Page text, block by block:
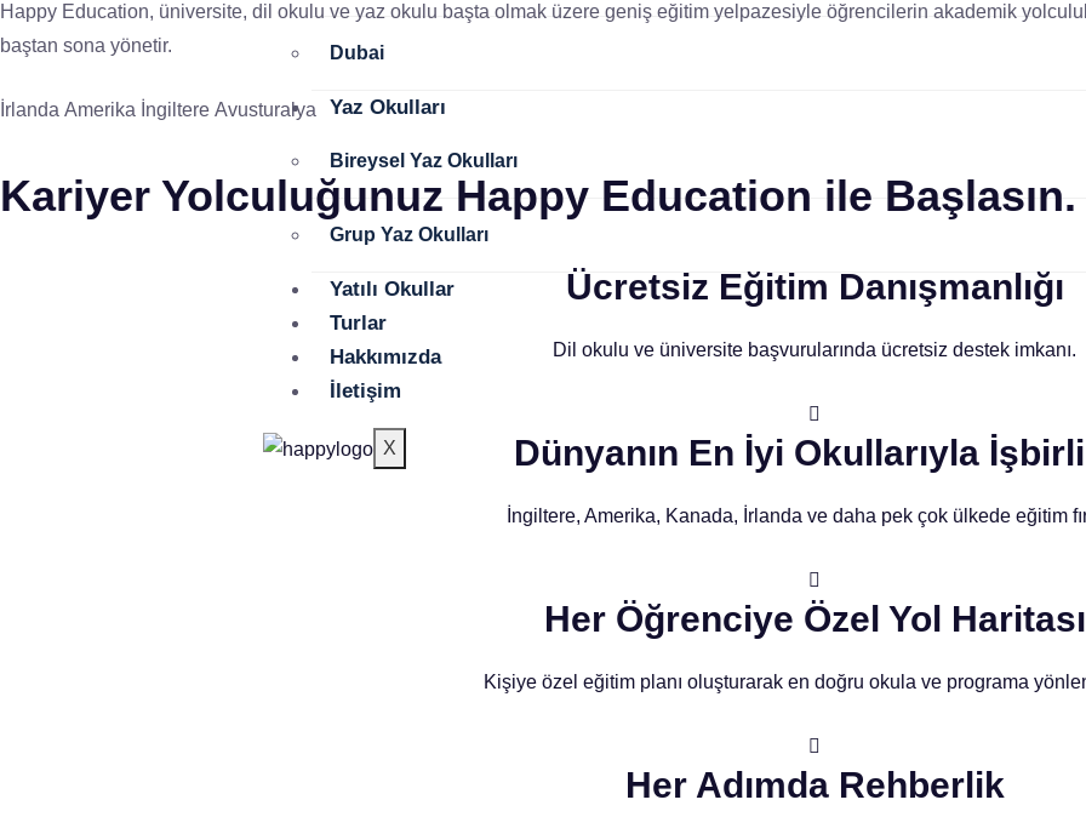
Dubai
Yaz Okulları
Bireysel Yaz Okulları
Grup Yaz Okulları
Yatılı Okullar
Turlar
Hakkımızda
İletişim
X
Happy Education, üniversite, dil okulu ve yaz okulu başta olmak üzere geniş eğitim yelpazesiyle öğrencilerin akademik
baştan sona yönetir.
İrlanda Amerika İngiltere Avusturalya
Kariyer Yolculuğunuz Happy Education ile Başlasın.
Ücretsiz Eğitim Danışmanlığı
Dil okulu ve üniversite başvurularında ücretsiz destek imkanı.
Dünyanın En İyi Okullarıyla
İngiltere, Amerika, Kanada, İrlanda ve daha pek çok ülkede eğitim
Her Öğrenciye Özel Yol Haritası
Kişiye özel eğitim planı oluşturarak en doğru okula ve programa
Her Adımda Rehberlik